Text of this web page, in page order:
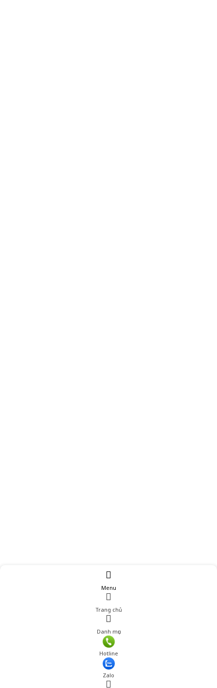
Menu
Trang chủ
Danh mục
Hotline
Zalo